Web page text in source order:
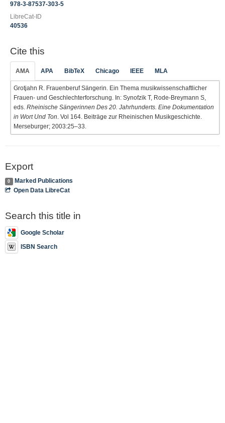
978-3-87537-303-5
LibreCat-ID
40536
Cite this
AMA APA BibTeX Chicago IEEE MLA
Grotjahn R. Frauenberuf Sängerin. Ein Thema musikwissenschaftlicher
Frauen- und Geschlechterforschung. In: Synofzik T, Rode-Breymann S,
eds. Rheinische Sängerinnen Des 20. Jahrhunderts. Eine Dokumentation
in Wort Und Ton . Vol 164. Beiträge zur Rheinischen Musikgeschichte.
Merseburger; 2003:25–33.
Export
0
Marked Publications
Open Data LibreCat
Search this title in
Google Scholar
ISBN Search